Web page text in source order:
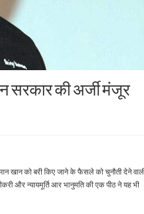
सरकार की अर्जी मंजूर
खान को बरी किए जाने के फैसले को चुनौती देने
और न्यायमूर्ति आर भानुमति की एक पीठ ने यह भी